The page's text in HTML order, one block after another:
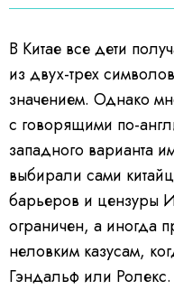
В Китае все дети
из двух-трех
значением. Однако
с говорящими по-
западного варианта
выбирали сами
барьеров и цензуры
ограничен, а иногда
неловким казусам,
Гэндальф или Ролекс.